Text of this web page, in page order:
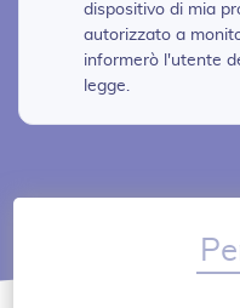
dispositivo di mia
autorizzato a
informerò l'utente
legge.